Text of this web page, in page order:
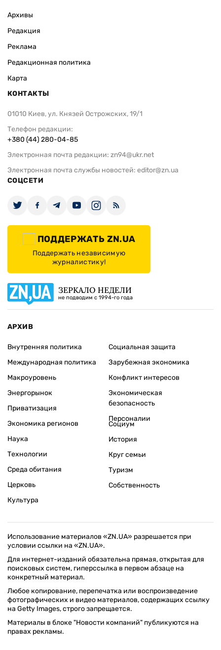
Архивы
Редакция
Реклама
Редакционная политика
Карта
КОНТАКТЫ
01010 Киев, ул. Князей Острожских, 19/1
Телефон редакции:
+380 (44) 280-04-85
Электронная почта редакции: zn94@ukr.net
Электронная почта службы новостей: editor@zn.ua
СОЦСЕТИ
ПОДДЕРЖАТЬ ZN.UA
Поддержать независимую
журналистику!
ЗЕРКАЛО НЕДЕЛИ
не подводим с 1994-го года
АРХИВ
Внутренняя политика
Международная политика
Макроуровень
Энергорынок
Приватизация
Экономика регионов
Социальная защита
Зарубежная экономика
Конфликт интересов
Экономическая
безопасность
Персоналии
Наука
Технологии
Среда обитания
Церковь
Культура
Социум
История
Круг семьи
Туризм
Собственность
Использование материалов «ZN.UA» разрешается при
условии ссылки на «ZN.UA».
Для интернет-изданий обязательна прямая, открытая для
поисковых систем, гиперссылка в первом абзаце на
конкретный материал.
Любое копирование, перепечатка или воспроизведение
фотографических и видео материалов, содержащих ссылку
на Getty Images, строго запрещается.
Материалы в блоке "Новости компаний" публикуются на
правах рекламы.